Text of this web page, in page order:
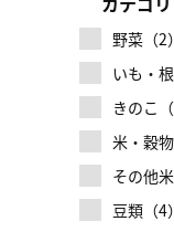
野菜（2）
いも・
きのこ（
米・穀物
その他
豆類（4）